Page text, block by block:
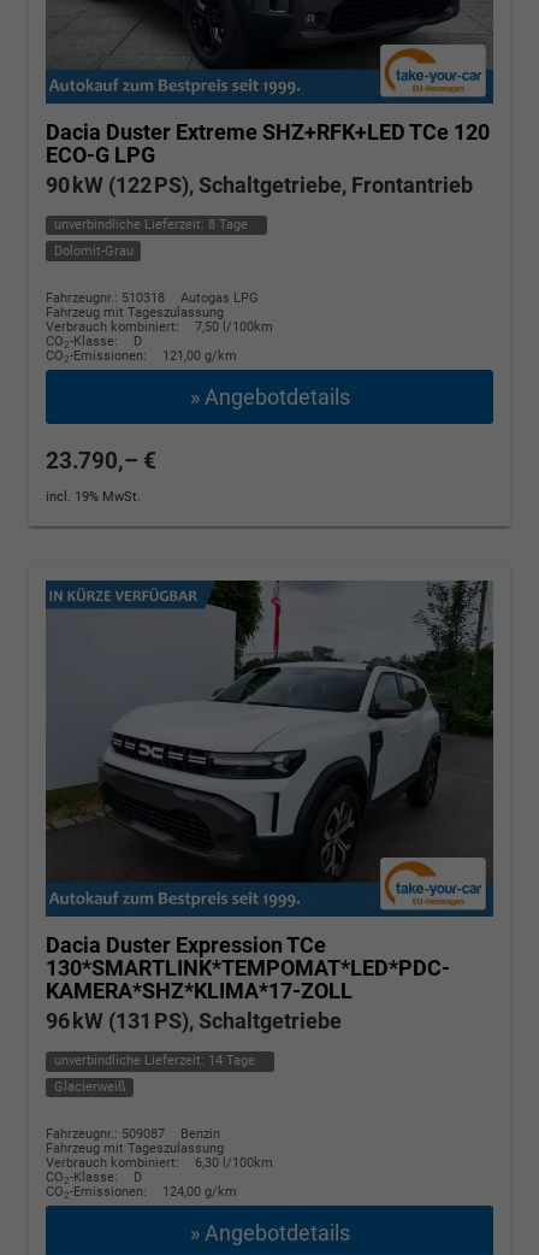
Dacia Duster Extreme SHZ+RFK+LED TCe 120
ECO-G LPG
90 kW (122 PS), Schaltgetriebe, Frontantrieb
unverbindliche Lieferzeit: 8 Tage
Dolomit-Grau
Fahrzeugnr.: 510318
Autogas LPG
Fahrzeug mit Tageszulassung
Verbrauch kombiniert:
7,50 l/100km
CO2-Klasse:
D
CO2-Emissionen: 121,00 g/km
» Angebotdetails
23.790,– €
incl. 19% MwSt.
Dacia Duster Expression TCe
130*SMARTLINK*TEMPOMAT*LED*PDC-
KAMERA*SHZ*KLIMA*17-ZOLL
96 kW (131 PS), Schaltgetriebe
unverbindliche Lieferzeit: 14 Tage
Glacierweiß
Fahrzeugnr.: 509087
Benzin
Fahrzeug mit Tageszulassung
Verbrauch kombiniert:
6,30 l/100km
CO2-Klasse:
D
CO2-Emissionen: 124,00 g/km
» Angebotdetails